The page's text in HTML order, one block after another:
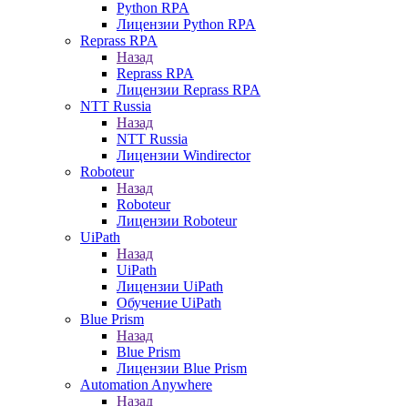
Python RPA
Лицензии Python RPA
Reprass RPA
Назад
Reprass RPA
Лицензии Reprass RPA
NTT Russia
Назад
NTT Russia
Лицензии Windirector
Roboteur
Назад
Roboteur
Лицензии Roboteur
UiPath
Назад
UiPath
Лицензии UiPath
Обучение UiPath
Blue Prism
Назад
Blue Prism
Лицензии Blue Prism
Automation Anywhere
Назад